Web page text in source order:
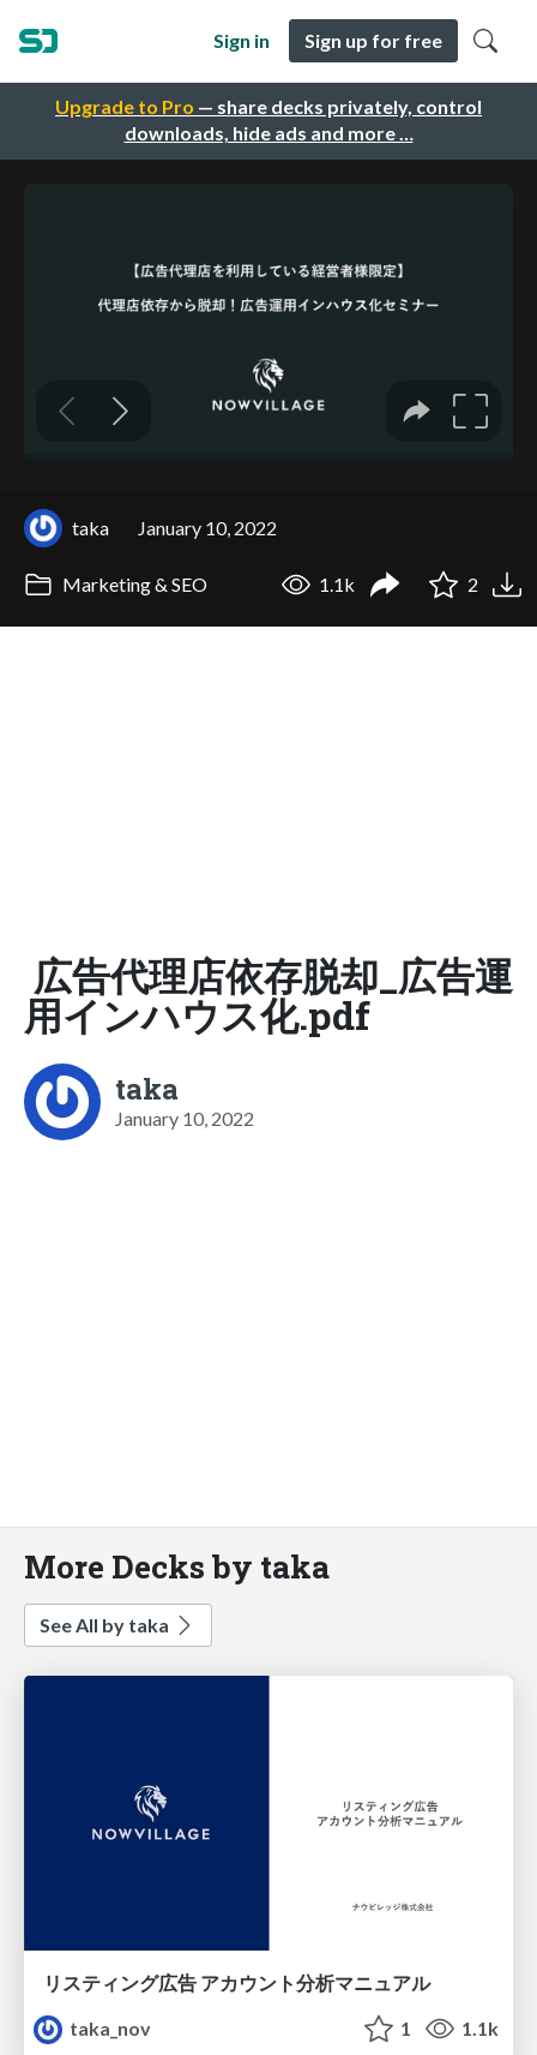
Upgrade to Pro — share decks privately, control
downloads, hide ads and more …
Sign in Sign up for free
taka January 10, 2022
Marketing & SEO 1.1k 2
広告代理店依存脱却_広告運
用インハウス化.pdf
taka
January 10, 2022
More Decks by taka
See All by taka
リスティング広告 アカウント分析マニュアル
taka_nov
1 1.1k